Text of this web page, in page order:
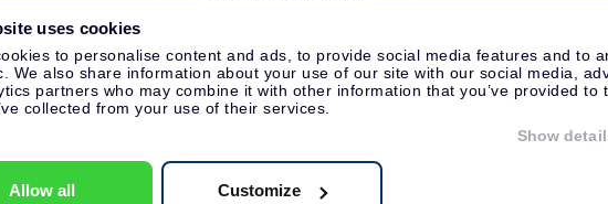
uses cookies
to personalise content and ads, to provide social media features and to
We also share information about your use of our site with our social media,
partners who may combine it with other information that you’ve provided to
collected from your use of their services.
Show
Allow all Customize
VAT: NL 8538.62.722B01
Página de Imprensa